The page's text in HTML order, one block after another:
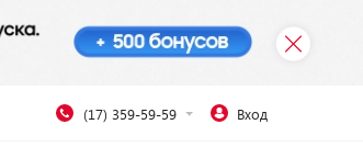
(17) 359-59-59 Вход